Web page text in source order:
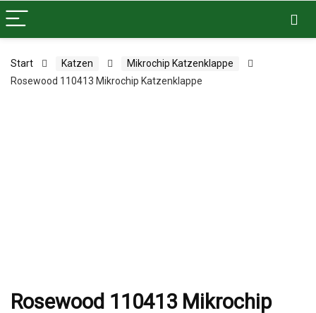
Start Katzen
Mikrochip Katzenklappe
Rosewood 110413 Mikrochip Katzenklappe
Rosewood 110413 Mikrochip